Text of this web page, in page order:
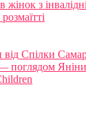
жінок з
Спілки
поглядом